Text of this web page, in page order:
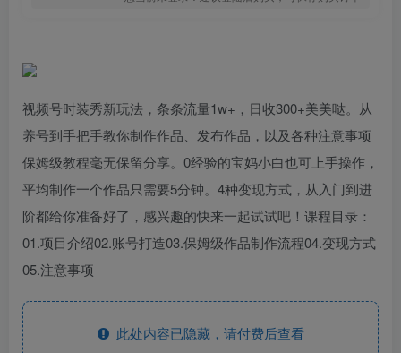
视频号时装秀新玩法，条条流量1w+，日收300+美美哒。从
养号到手把手教你制作作品、发布作品，以及各种注意事项
保姆级教程毫无保留分享。0经验的宝妈小白也可上手操作，
平均制作一个作品只需要5分钟。4种变现方式，从入门到进
阶都给你准备好了，感兴趣的快来一起试试吧！课程目录：
01.项目介绍02.账号打造03.保姆级作品制作流程04.变现方式
05.注意事项
此处内容已隐藏，请付费后查看